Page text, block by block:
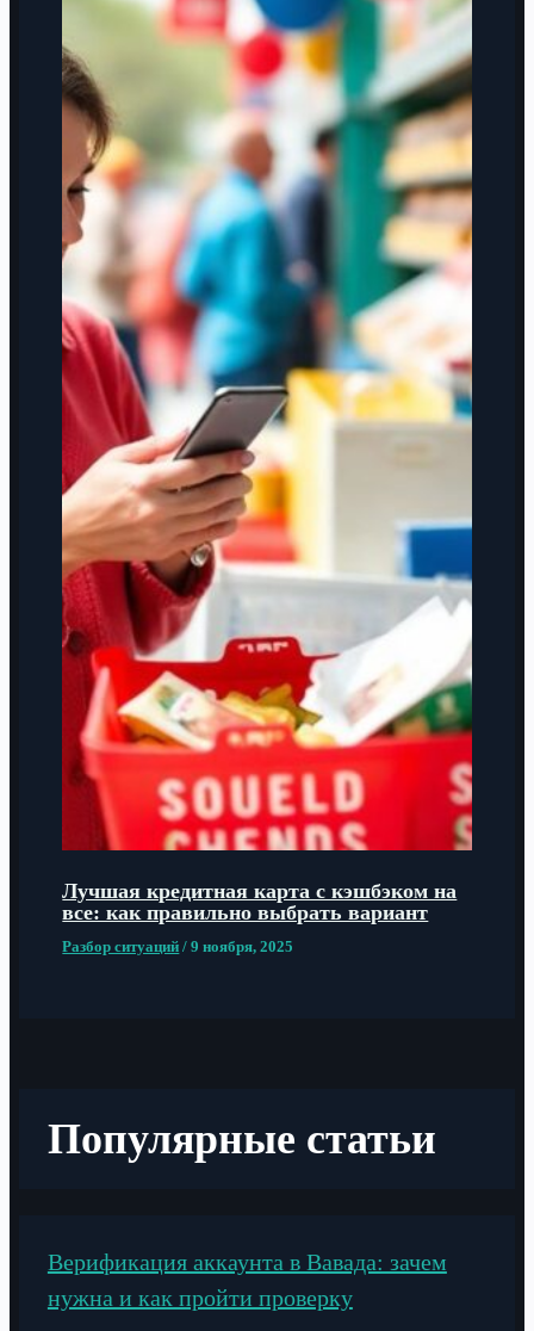
Лучшая кредитная карта с кэшбэком на
все: как правильно выбрать вариант
Разбор ситуаций /9 ноября, 2025
Популярные статьи
Верификация аккаунта в Вавада: зачем
нужна и как пройти проверку